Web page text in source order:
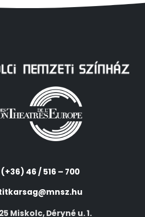
(+36) 46 / 516 – 700
Miskolc, Déryné u. 1.